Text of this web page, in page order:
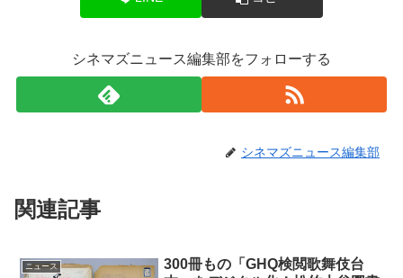
シネマズニュース編集部をフォローする
シネマズニュース編集部
関連記事
ニュース
300冊もの「GHQ検閲歌舞伎台